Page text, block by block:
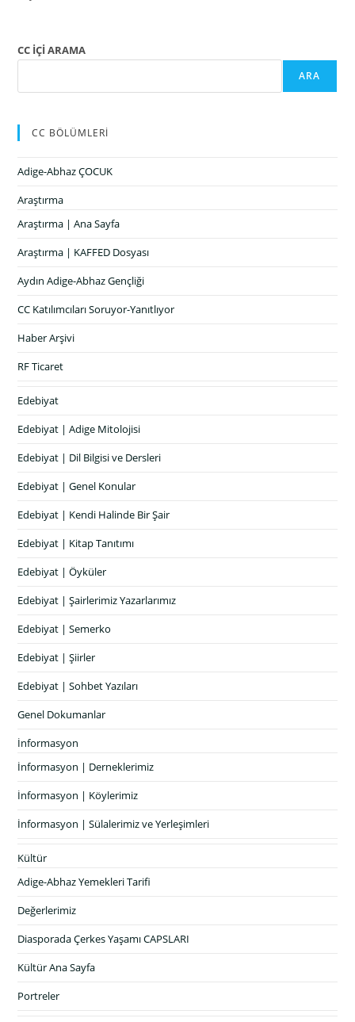
CC İÇİ ARAMA
ARA
CC BÖLÜMLERİ
Adige-Abhaz ÇOCUK
Araştırma
Araştırma | Ana Sayfa
Araştırma | KAFFED Dosyası
Aydın Adige-Abhaz Gençliği
CC Katılımcıları Soruyor-Yanıtlıyor
Haber Arşivi
RF Ticaret
Edebiyat
Edebiyat | Adige Mitolojisi
Edebiyat | Dil Bilgisi ve Dersleri
Edebiyat | Genel Konular
Edebiyat | Kendi Halinde Bir Şair
Edebiyat | Kitap Tanıtımı
Edebiyat | Öyküler
Edebiyat | Şairlerimiz Yazarlarımız
Edebiyat | Semerko
Edebiyat | Şiirler
Edebiyat | Sohbet Yazıları
Genel Dokumanlar
İnformasyon
İnformasyon | Derneklerimiz
İnformasyon | Köylerimiz
İnformasyon | Sülalerimiz ve Yerleşimleri
Kültür
Adige-Abhaz Yemekleri Tarifi
Değerlerimiz
Diasporada Çerkes Yaşamı CAPSLARI
Kültür Ana Sayfa
Portreler